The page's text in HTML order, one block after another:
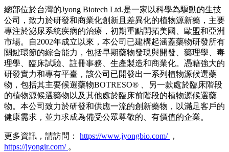
總部位於台灣的Jyong Biotech Ltd.是一家以科學為驅動的生技
公司，致力於研發和商業化創新且差異化的植物源新藥，主要
專注於泌尿系統疾病的治療，初期重點開拓美國、歐盟和亞洲
市場。自2002年成立以來，本公司已建構起涵蓋藥物研發所有
關鍵環節的綜合能力，包括早期藥物發現與開發、藥理學、毒
理學、臨床試驗、註冊事務、生產製造和商業化。憑藉強大的
研發實力和專有平臺，該公司已開發出一系列植物源候選藥
物，包括其主要候選藥物BOTRESO® 、另一款處於臨床階段
的植物源候選藥物以及其他處於臨床前階段的植物源候選藥
物。本公司致力於研發和供應一流的創新藥物，以滿足客戶的
健康需求，並力求成為備受公眾尊敬的、有價值的企業。
更多資訊，請訪問： https://www.jyongbio.com/ ，
https://jyongir.com/ 。